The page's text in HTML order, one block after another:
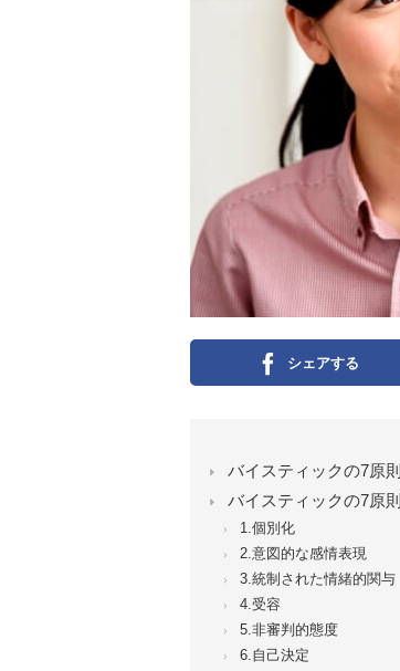
シェアする
バイスティックの7原
バイスティックの7原
1.個別化
2.意図的な感情表現
3.統制された情緒的関与
4.受容
5.非審判的態度
6.自己決定